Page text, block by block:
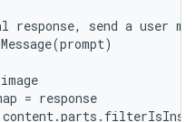
send a user
= response